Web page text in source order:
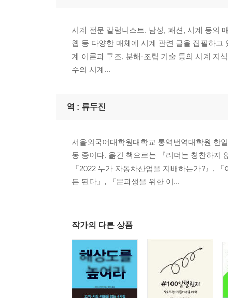
시계 전문 칼럼니스트. 남성, 패션, 시계 등의
웹 등 다양한 매체에 시계 관련 글을 집필하고
계 이론과 구조, 분해·조립 기술 등의 시계 지
수의 시계...
역 : 류두진
서울외국어대학원대학교 통역번역대학원 한
동 중이다. 옮긴 책으로는 『리더는 칭찬하지
『2022 누가 자동차산업을 지배하는가?』,
든 된다』, 『문과생을 위한 이...
작가의 다른 상품